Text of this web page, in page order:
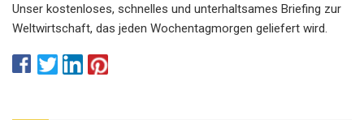
Unser kostenloses, schnelles und unterhaltsames Briefing zur
Weltwirtschaft, das jeden Wochentagmorgen geliefert wird.